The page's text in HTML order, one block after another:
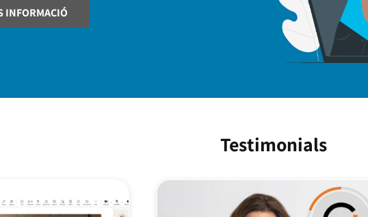
INFORMACIÓ
Testimonials